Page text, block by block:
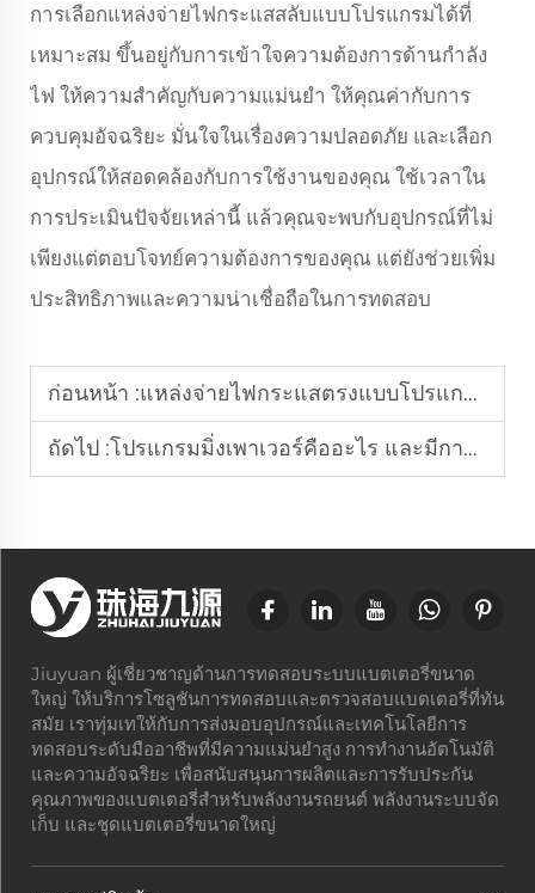
การเลือกแหล่งจ่ายไฟกระแสสลับแบบโปรแกรมได้ที่
เหมาะสม ขึ้นอยู่กับการเข้าใจความต้องการด้านกำลัง
ไฟ ให้ความสำคัญกับความแม่นยำ ให้คุณค่ากับการ
ควบคุมอัจฉริยะ มั่นใจในเรื่องความปลอดภัย และเลือก
อุปกรณ์ให้สอดคล้องกับการใช้งานของคุณ ใช้เวลาใน
การประเมินปัจจัยเหล่านี้ แล้วคุณจะพบกับอุปกรณ์ที่ไม่
เพียงแต่ตอบโจทย์ความต้องการของคุณ แต่ยังช่วยเพิ่ม
ประสิทธิภาพและความน่าเชื่อถือในการทดสอบ
ก่อนหน้า :แหล่งจ่ายไฟกระแสตรงแบบโปรแกรมมิ่งใช้ทำอะไร?
ถัดไป :โปรแกรมมิ่งเพาเวอร์คืออะไร และมีการประยุกต์ใช้งานอย่างไรในอุตสาหกรรม?
Jiuyuan ผู้เชี่ยวชาญด้านการทดสอบระบบแบตเตอรี่ขนาด
ใหญ่ ให้บริการโซลูชันการทดสอบและตรวจสอบแบตเตอรี่ที่ทัน
สมัย เราทุ่มเทให้กับการส่งมอบอุปกรณ์และเทคโนโลยีการ
ทดสอบระดับมืออาชีพที่มีความแม่นยำสูง การทำงานอัตโนมัติ
และความอัจฉริยะ เพื่อสนับสนุนการผลิตและการรับประกัน
คุณภาพของแบตเตอรี่สำหรับพลังงานรถยนต์ พลังงานระบบจัด
เก็บ และชุดแบตเตอรี่ขนาดใหญ่